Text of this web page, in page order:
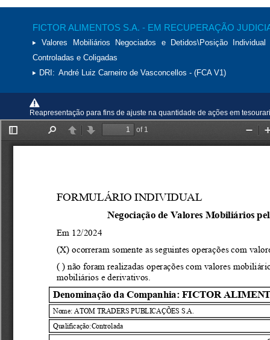
FICTOR ALIMENTOS S.A. - EM RECUPERAÇÃO
Valores Mobiliários Negociados e Detidos\Posição
Controladas e Coligadas
DRI: André Luiz Carneiro de Vasconcellos - (FCA V1)
Reapresentação para fins de ajuste na quantidade de ações em